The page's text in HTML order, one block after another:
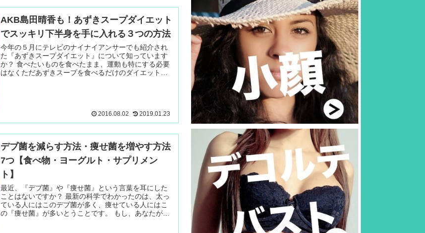
AKB島田晴香も！あずきスープダイエット
でスッキリ下半身を手に入れる３つの方法
今年の５月にテレビのナイナイアンサーでも紹介され
た『あずきスープダイエット』について知っています
か？ 食べたいものを食べたまま、運動も特にする必要
はなくただあずきスープを食べるだけのダイエット方
2016.08.02 2019.01.23
デブ菌を減らす方法・痩せ菌を増やす方法
7つ【食べ物・ヨーグルト・サプリメン
ト】
最近、『デブ菌』や『痩せ菌』という言葉を耳にした
ことはないですか？ 最新の科学でわかったのは、太っ
ている人にはこのデブ菌が多く、痩せている人にはこ
の『痩せ菌』が多いとうことです。 もし、あなたが